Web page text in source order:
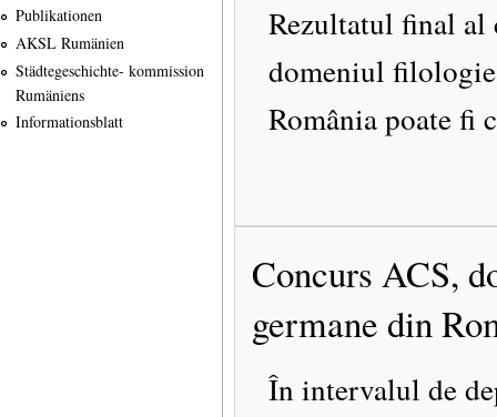
Publikationen
AKSL Rumänien
Städtegeschichte- kommission
Rumäniens
Informationsblatt
Rezultatul final al
domeniul
România poate fi
Concurs ACS,
germane din
În intervalul de